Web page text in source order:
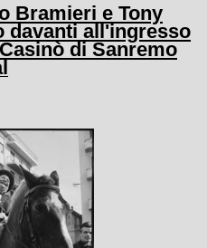
Bramieri e Tony
davanti all'ingresso
di Sanremo